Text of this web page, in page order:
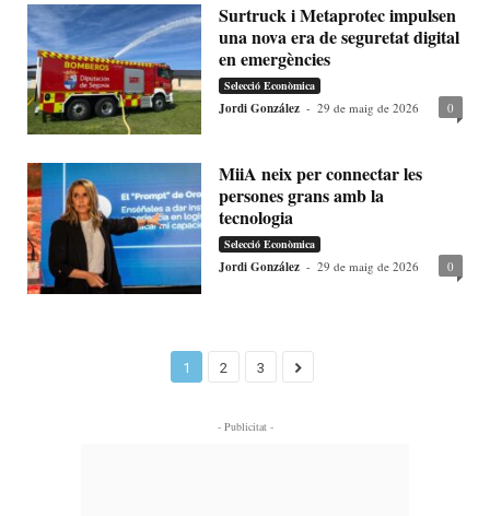
Surtruck i Metaprotec impulsen
una nova era de seguretat digital
en emergències
Selecció Econòmica
Jordi González - 29 de maig de 2026 0
MiiA neix per connectar les
persones grans amb la
tecnologia
Selecció Econòmica
Jordi González - 29 de maig de 2026 0
1 2 3
- Publicitat -